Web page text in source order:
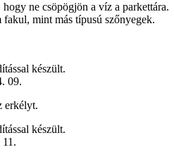
ne csöpögjön a víz a parkettára.
mint más típusú szőnyegek.
készült.
09.
erkélyt.
készült.